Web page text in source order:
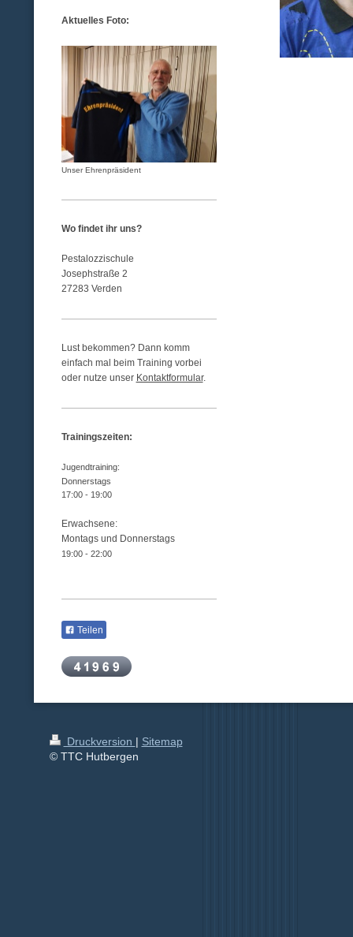
Aktuelles Foto:
Unser Ehrenpräsident
Wo findet ihr uns?
Pestalozzischule
Josephstraße 2
27283 Verden
Lust bekommen? Dann komm
einfach mal beim Training vorbei
oder nutze unser Kontaktformular.
Trainingszeiten:
Jugendtraining:
Donnerstags
17:00 - 19:00
Erwachsene:
Montags und Donnerstags
19:00 - 22:00
Teilen
Druckversion | Sitemap
© TTC Hutbergen